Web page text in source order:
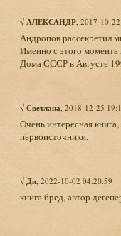
√ АЛЕКСАНДР, 2017-10-
Андропов рассекретил
Именно с этого момента
Дома СССР в Августе
√ Светлана, 2018-12-25
Очень интересная
первоисточники.
√ Ди, 2022-10-02 04:20:59
книга бред, автор